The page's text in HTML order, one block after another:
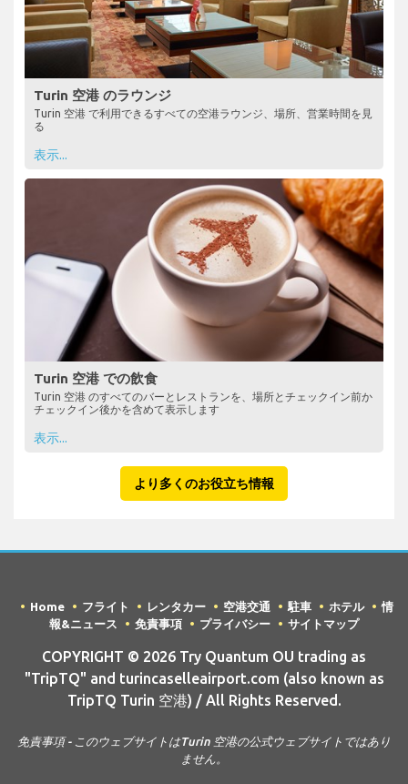
Turin 空港 のラウンジ
Turin 空港 で利用できるすべての空港ラウンジ、場所、営業時間を見
る
表示...
Turin 空港 での飲食
Turin 空港 のすべてのバーとレストランを、場所とチェックイン前か
チェックイン後かを含めて表示します
表示...
より多くのお役立ち情報
Home フライト レンタカー 空港交通 駐車 ホテル
情
報&ニュース
免責事項 プライバシー サイトマップ
COPYRIGHT © 2026 Try Quantum OU trading as
"TripTQ" and turincaselleairport.com (also known as
TripTQ Turin 空港) / All Rights Reserved.
免責事項 - このウェブサイトはTurin 空港の公式ウェブサイトではあり
ません。